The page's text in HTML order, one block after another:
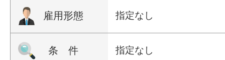
雇用形態 指定なし
条 件 指定なし